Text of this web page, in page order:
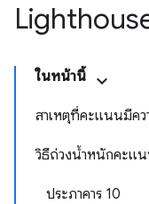
ในหน้านี้
สาเหตุที่คะแนนมีค
วิธีถ่วงน้ำหนักคะแ
ประภาคาร 10